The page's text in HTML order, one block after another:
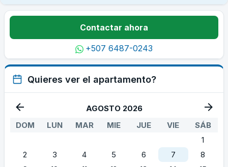
Contactar ahora
+507 6487-0243
Quieres ver el apartamento?
AGOSTO 2026
DOM
LUN MAR MIE JUE VIE
SÁB
1
2
3 4 5 6 7
8